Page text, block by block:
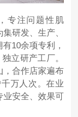
专注问题性肌
研发、生产、
10余项专利，
立研产工厂。
，合作店家遍布
万人次。在业
业安全、效果可